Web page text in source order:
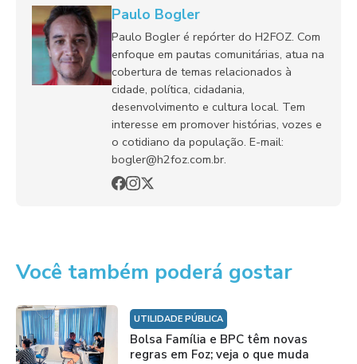
Paulo Bogler
Paulo Bogler é repórter do H2FOZ. Com
enfoque em pautas comunitárias, atua na
cobertura de temas relacionados à
cidade, política, cidadania,
desenvolvimento e cultura local. Tem
interesse em promover histórias, vozes e
o cotidiano da população. E-mail:
bogler@h2foz.com.br.
Você também poderá gostar
UTILIDADE PÚBLICA
Bolsa Família e BPC têm novas
regras em Foz; veja o que muda